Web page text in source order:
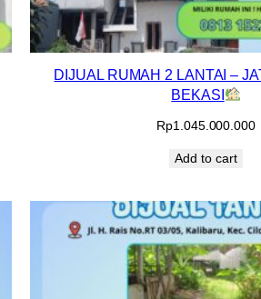
DIJUAL RUMAH 2 LANTAI –
BEKASI
Rp1.045.000.000
Add to cart